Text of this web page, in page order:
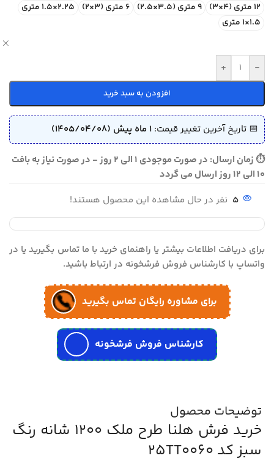
12 متری (4×3) 9 متری (3.5×2.5) 6 متری (3×2)
2.25×1.5 متری
1.5×1 متری
-
+
افزودن به سبد خرید
📅 تاریخ آخرین تغییر قیمت: 1 ماه پیش (1405/04/08)
⏱ زمان ارسال: در صورت موجودی 1 الی 2 روز - در صورت نیاز به بافت
10 الی 12 روز ارسال می گردد
5 نفر در حال مشاهده این محصول هستند!
برای دریافت اطلاعات بیشتر یا راهنمای خرید با ما تماس بگیرید یا در
واتساپ با کارشناس فروش فرشخونه در ارتباط باشید.
برای مشاوره رایگان تماس بگیرید
کارشناس فروش فرشخونه
توضیحات محصول
خرید فرش هلنا طرح ملک 1200 شانه رنگ
سبز کد 25TT0060